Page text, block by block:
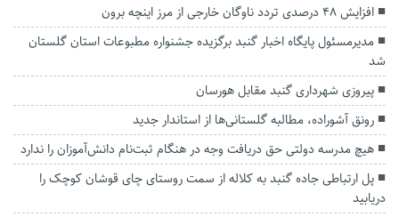
افزایش ۴۸ درصدی تردد ناوگان خارجی از مرز اینچه برون
مدیرمسئول پایگاه اخبار گنبد برگزیده جشنواره مطبوعات استان گلستان
شد
پیروزی شهرداری گنبد مقابل هورسان
رونق آشوراده، مطالبه گلستانی‌ها از استاندار جدید
هیچ مدرسه دولتی حق دریافت وجه در هنگام ثبت‌نام دانش‌آموزان را ندارد
پل ارتباطی جاده گنبد به کلاله از سمت روستای چای قوشان کوچک را
دریابید